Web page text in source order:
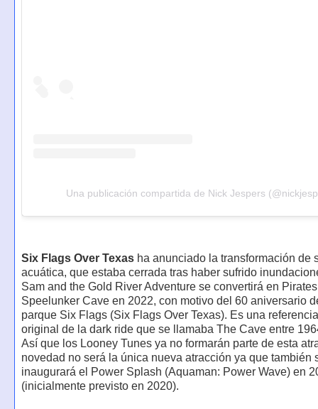
Una publicación compartida de Nick Jespers
Six Flags Over Texasha anunciado la transformación de
acuática, que estaba cerrada tras haber sufrido
Sam and the Gold River Adventure se convertirá en
Speelunker Cave en 2022, con motivo del 60 aniversario
parque Six Flags (Six Flags Over Texas). Es una
original de la dark ride que se llamaba The Cave entre
Así que los Looney Tunes ya no formarán parte de esta
novedad no será la única nueva atracción ya que también
inaugurará el Power Splash (Aquaman: Power Wave) en
(inicialmente previsto en 2020).